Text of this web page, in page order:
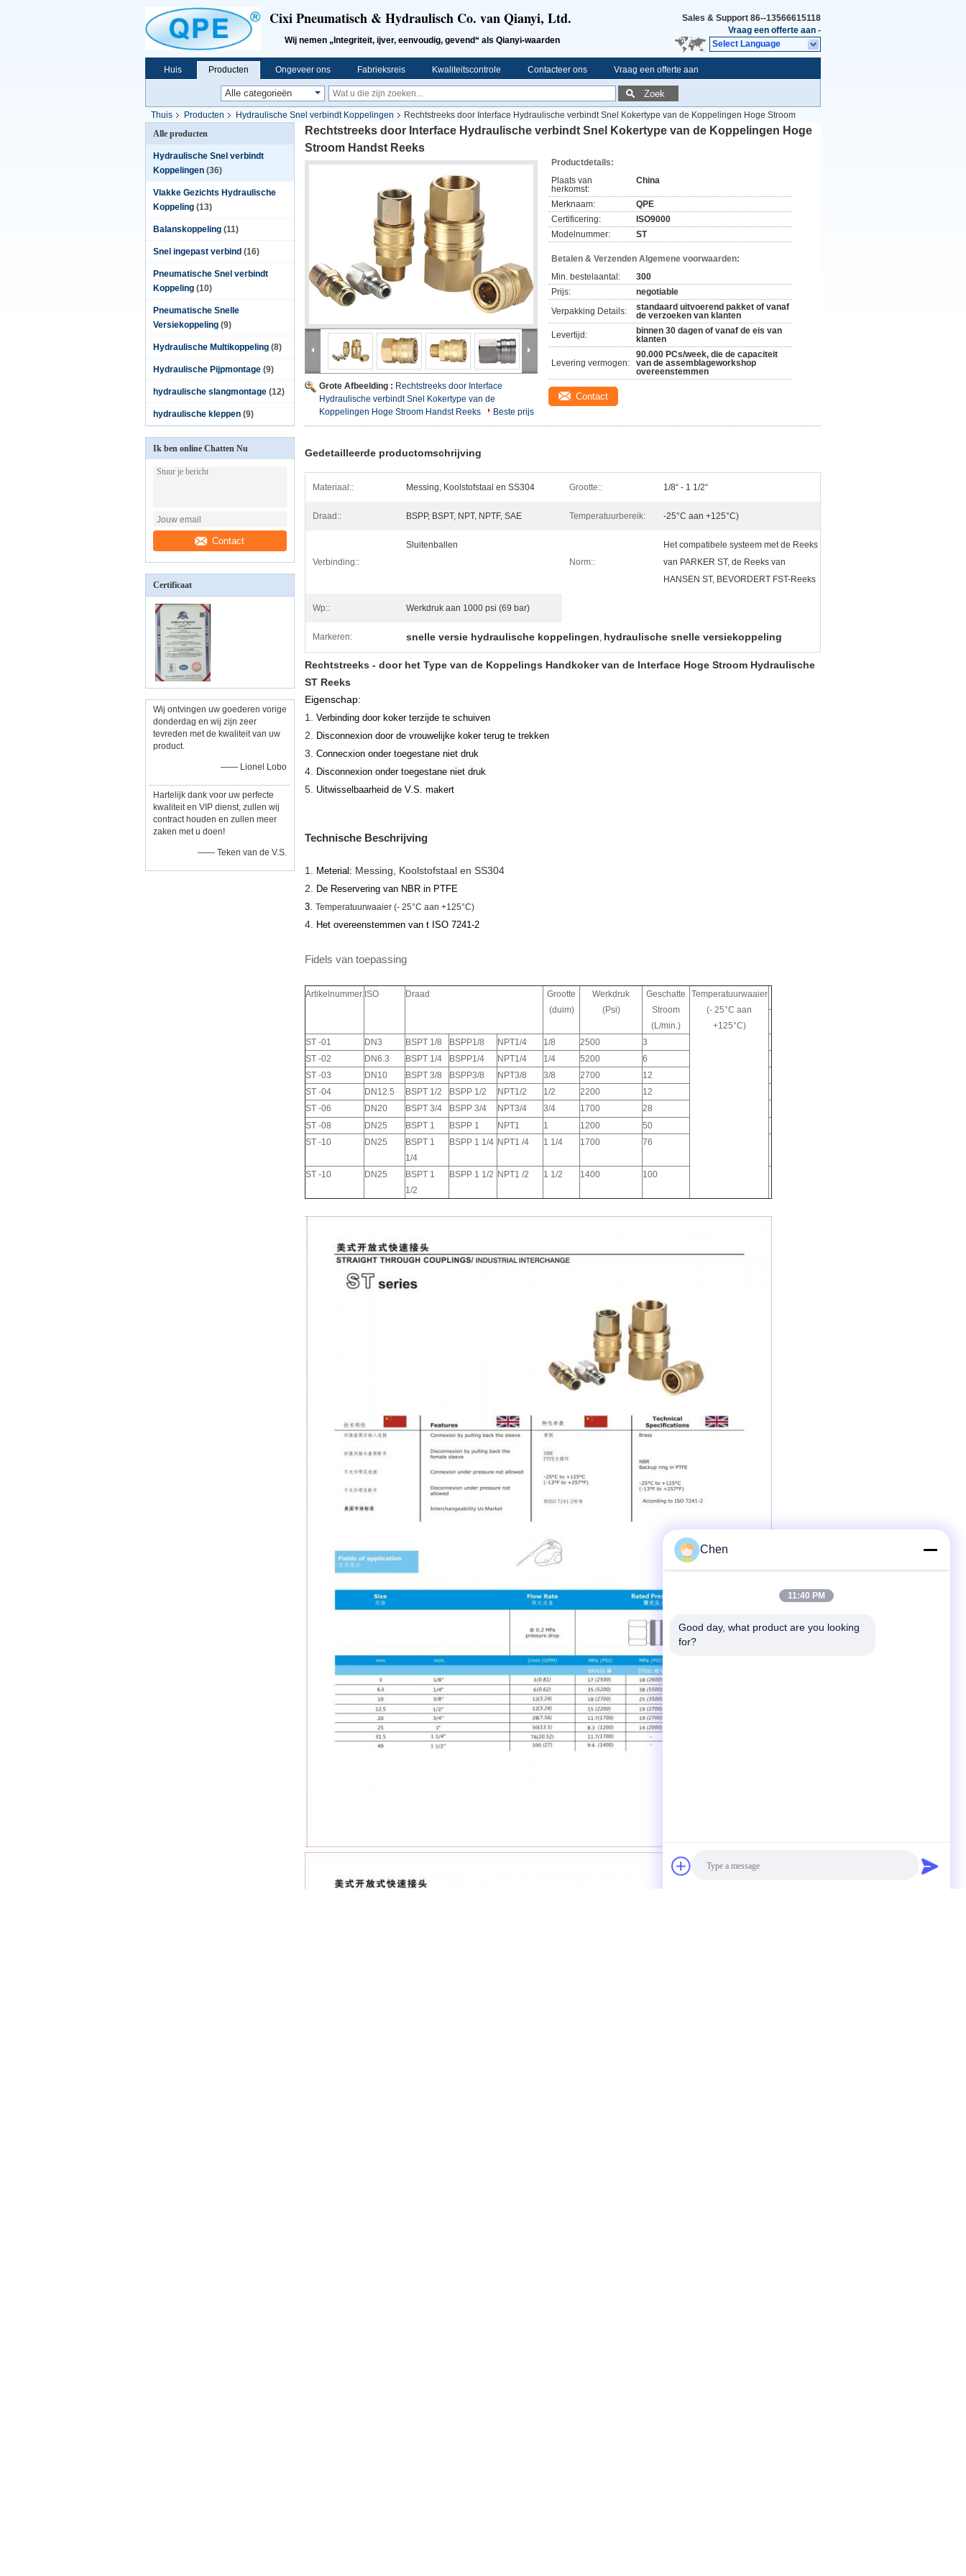
Cixi Pneumatisch & Hydraulisch Co. van Qianyi, Ltd.
Wij nemen „Integriteit, ijver, eenvoudig, gevend“ als Qianyi-waarden
Sales & Support 86--13566615118
Vraag een offerte aan -
Select Language
Huis Producten Ongeveer ons Fabrieksreis Kwaliteitscontrole Contacteer ons Vraag een offerte aan
Zoek
Thuis Producten Hydraulische Snel verbindt Koppelingen
Rechtstreeks door Interface Hydraulische verbindt Snel Kokertype van de Koppelingen Hoge Stroom
Handst Reeks
Alle producten
Hydraulische Snel verbindt
Koppelingen (36)
Vlakke Gezichts Hydraulische
Koppeling (13)
Balanskoppeling (11)
Snel ingepast verbind (16)
Pneumatische Snel verbindt
Koppeling (10)
Pneumatische Snelle
Versiekoppeling (9)
Hydraulische Multikoppeling (8)
Hydraulische Pijpmontage (9)
hydraulische slangmontage (12)
hydraulische kleppen (9)
Ik ben online Chatten Nu
Contact
Certificaat
Wij ontvingen uw goederen vorige
donderdag en wij zijn zeer
tevreden met de kwaliteit van uw
product.
—— Lionel Lobo
Hartelijk dank voor uw perfecte
kwaliteit en VIP dienst, zullen wij
contract houden en zullen meer
zaken met u doen!
—— Teken van de V.S.
Rechtstreeks door Interface Hydraulische verbindt Snel Kokertype van de Koppelingen Hoge
Stroom Handst Reeks
Grote Afbeelding : Rechtstreeks door Interface
Hydraulische verbindt Snel Kokertype van de
Koppelingen Hoge Stroom Handst Reeks
Beste prijs
Productdetails:
Plaats van
herkomst:
China
Merknaam:
QPE
Certificering:
ISO9000
Modelnummer:
ST
Betalen & Verzenden Algemene voorwaarden:
Min. bestelaantal:
300
Prijs:
negotiable
Verpakking Details:
standaard uitvoerend pakket of vanaf
de verzoeken van klanten
Levertijd:
binnen 30 dagen of vanaf de eis van
klanten
Levering vermogen:
90.000 PCs/week, die de capaciteit
van de assemblageworkshop
overeenstemmen
Contact
Gedetailleerde productomschrijving
Materiaal:: Messing, Koolstofstaal en SS304 Grootte:: 1/8“ - 1 1/2“
Draad:: BSPP, BSPT, NPT, NPTF, SAE Temperatuurbereik: -25°C aan +125°C)
Verbinding::
Sluitenballen
Norm::
Het compatibele systeem met de Reeks
van PARKER ST, de Reeks van
HANSEN ST, BEVORDERT FST-Reeks
Wp:: Werkdruk aan 1000 psi (69 bar)
Markeren: snelle versie hydraulische koppelingen, hydraulische snelle versiekoppeling
Rechtstreeks - door het Type van de Koppelings Handkoker van de Interface Hoge Stroom Hydraulische
ST Reeks
Eigenschap:
1. Verbinding door koker terzijde te schuiven
2. Disconnexion door de vrouwelijke koker terug te trekken
3. Connecxion onder toegestane niet druk
4. Disconnexion onder toegestane niet druk
5. Uitwisselbaarheid de V.S. makert
Technische Beschrijving
1. Meterial: Messing, Koolstofstaal en SS304
2.
De Reservering van NBR in PTFE
3. Temperatuurwaaier (- 25°C aan +125°C)
4. Het overeenstemmen van t ISO 7241-2
Fidels van toepassing
Artikelnummer. ISO Draad
Grootte
(duim)
Werkdruk
(Psi)
Geschatte
Stroom
(L/min.)
Temperatuurwaaier
(- 25°C aan
+125°C)
ST -01
DN3 BSPT 1/8 BSPP1/8 NPT1/4 1/8 2500
3
ST -02
DN6.3 BSPT 1/4 BSPP1/4 NPT1/4 1/4 5200
6
ST -03
DN10 BSPT 3/8 BSPP3/8 NPT3/8 3/8 2700
12
ST -04
DN12.5 BSPT 1/2 BSPP 1/2 NPT1/2 1/2 2200
12
ST -06
DN20 BSPT 3/4 BSPP 3/4 NPT3/4 3/4 1700
28
ST -08
DN25 BSPT 1 BSPP 1 NPT1 1 1200
50
ST -10
DN25
BSPT 1
1/4
BSPP 1 1/4 NPT1 /4 1 1/4 1700 76
ST -10 DN25
BSPT 1
1/2
BSPP 1 1/2 NPT1 /2 1 1/2 1400 100
Chen
11:40 PM
Good day, what product are you looking
for?